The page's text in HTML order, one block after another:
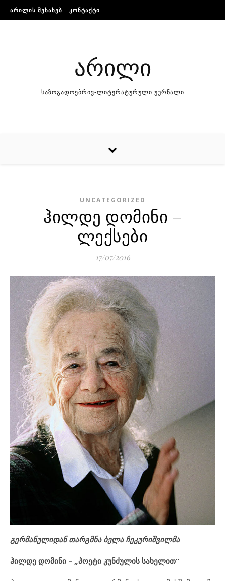
Skip to content
ᲐᲠᲘᲚᲘᲡ ᲨᲔᲡᲐᲮᲔᲑ ᲙᲝᲜᲢᲐᲥᲢᲘ
არილი
საზოგადოებრივ-ლიტერატურული ჟურნალი
UNCATEGORIZED
ჰილდე დომინი –
ლექსები
17/07/2016
გერმანულიდან თარგმნა ბელა ჩეკურიშვილმა
ჰილდე დომინი – „პოეტი კუნძულის სახელით“